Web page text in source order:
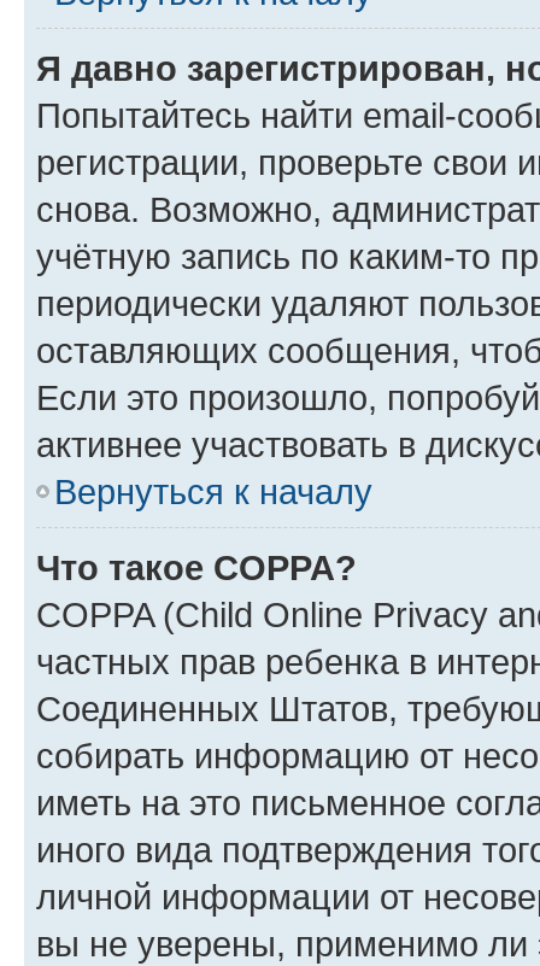
Я давно зарегистрирован,
Попытайтесь найти email-
регистрации, проверьте свои
снова. Возможно,
учётную запись по каким-то
периодически удаляют
оставляющих сообщения,
Если это произошло,
активнее участвовать в
Вернуться к началу
Что такое COPPA?
COPPA (Child Online Privacy
частных прав ребенка в
Соединенных Штатов,
собирать информацию от
иметь на это письменное
иного вида подтверждения
личной информации от
вы не уверены, применимо ли